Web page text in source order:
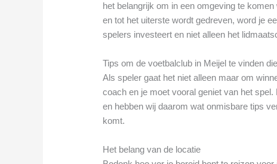
het belangrijk om in een omgeving te
en tot het uiterste wordt gedreven, word je
spelers investeert en niet alleen het
Tips om de voetbalclub in Meijel te vinden
Als speler gaat het niet alleen maar om
coach en je moet vooral geniet van het
en hebben wij daarom wat onmisbare tips
komt.
Het belang van de locatie